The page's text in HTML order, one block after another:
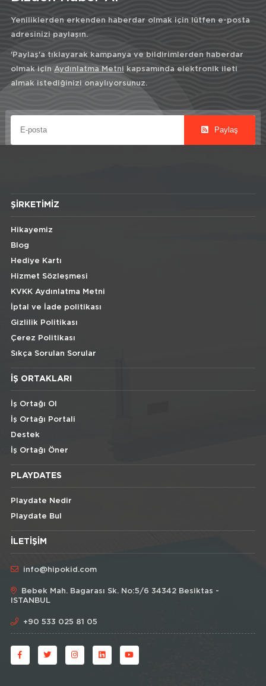
Yeniliklerden erkenden haberdar olmak için lütfen e-posta
adresinizi paylaşın.
'Paylaş'a tıklayarak kampanya ve bildirimlerden haberdar
olmak için Aydınlatma Metni kapsamında elektronik ileti
almak istediğinizi onaylıyorsunuz.
Paylaş
ŞIRKETIMIZ
Hikayemiz
Blog
Hediye Kartı
Hizmet Sözleşmesi
KVKK Aydınlatma Metni
İptal ve İade politikası
Gizlilik Politikası
Çerez Politikası
Sıkça Sorulan Sorular
İŞ ORTAKLARI
İş Ortağı Ol
İş Ortağı Portali
Destek
İş Ortağı Öner
PLAYDATES
Playdate Nedir
Playdate Bul
İLETIŞIM
info@hipokid.com
Bebek Mah. Bagarası Sk. No:5/6 34342 Besiktas -
ISTANBUL
+90 533 025 81 05